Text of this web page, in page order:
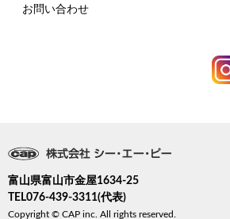
お問い合わせ
富山県富山市金屋1634-25
TEL076-439-3311(代表)
Copyright © CAP inc. All rights reserved.